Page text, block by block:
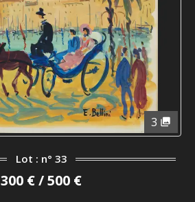
3
Lot : n° 33
300 € / 500 €